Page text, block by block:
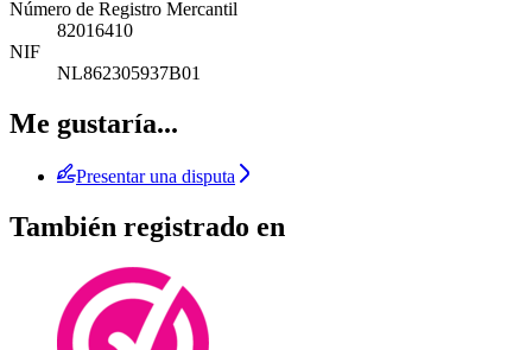
Número de Registro Mercantil
82016410
NIF
NL862305937B01
Me gustaría...
Presentar una disputa
También registrado en